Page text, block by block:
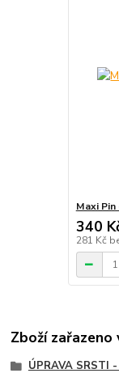
Maxi
340
281 Kč
Zboží
ÚPRAVA SRSTI